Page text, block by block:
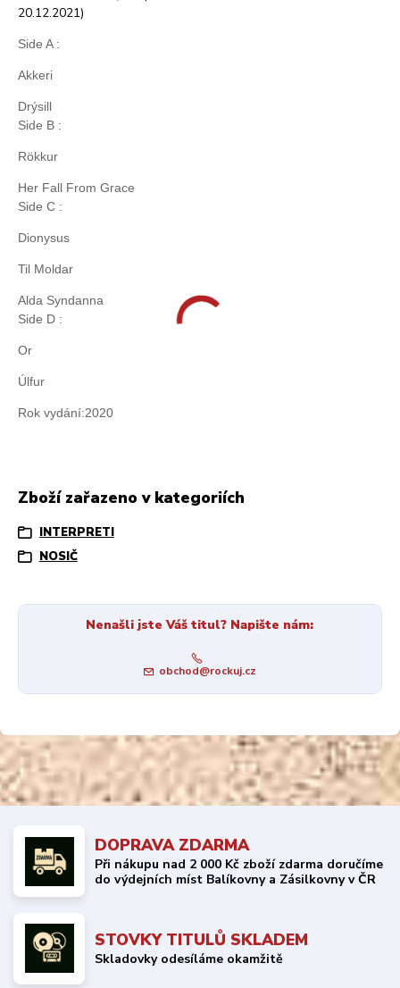
20.12.2021)
Side A :
Akkeri
Drýsill
Side B :
Rökkur
Her Fall From Grace
Side C :
Dionysus
Til Moldar
Alda Syndanna
Side D :
Or
Úlfur
Rok vydání:2020
Zboží zařazeno v kategoriích
INTERPRETI
NOSIČ
Nenašli jste Váš titul? Napište nám:
obchod@rockuj.cz
DOPRAVA ZDARMA
Při nákupu nad 2 000 Kč zboží zdarma doručíme
do výdejních míst Balíkovny a Zásilkovny v ČR
STOVKY TITULŮ SKLADEM
Skladovky odesíláme okamžitě